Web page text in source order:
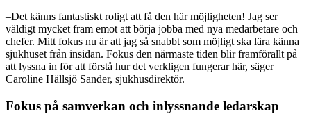
–Det känns fantastiskt roligt att få den här möjligheten! Jag ser
väldigt mycket fram emot att börja jobba med nya medarbetare och
chefer. Mitt fokus nu är att jag så snabbt som möjligt ska lära känna
sjukhuset från insidan. Fokus den närmaste tiden blir framförallt på
att lyssna in föratt förstå hur det verkligen fungerar här, säger
Caroline Hällsjö Sander, sjukhusdirektör.
Fokus på samverkan och inlyssnande ledarskap